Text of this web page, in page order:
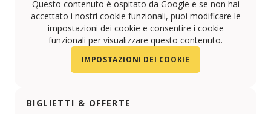
Questo contenuto è ospitato da Google e se non hai
accettato i nostri cookie funzionali, puoi modificare le
impostazioni dei cookie e consentire i cookie
funzionali per visualizzare questo contenuto.
IMPOSTAZIONI DEI COOKIE
BIGLIETTI & OFFERTE